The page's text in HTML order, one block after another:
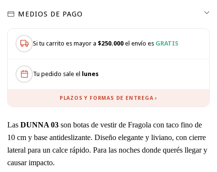
MEDIOS DE PAGO
Si tu carrito es mayor a $250.000 el envío es GRATIS
Tu pedido sale el lunes
PLAZOS Y FORMAS DE ENTREGA ›
Las DUNNA 03 son botas de vestir de Fragola con taco fino de
10 cm y base antideslizante. Diseño elegante y liviano, con cierre
lateral para un calce rápido. Para las noches donde querés llegar y
causar impacto.